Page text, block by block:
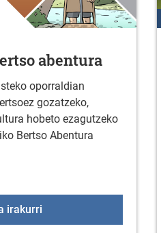
du martxoan
abentura
oporraldian
gozatzeko,
hobeto ezagutzeko
Bertso Abentura
irakurriGorbeialdeko bertso